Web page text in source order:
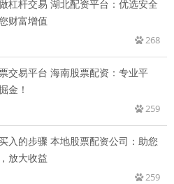
杠杆交易 湖北配资平台：优选安全
财富增值
268
交易平台 海南股票配资：专业平
金！
259
入的步骤 本地股票配资公司：助您
放大收益
259